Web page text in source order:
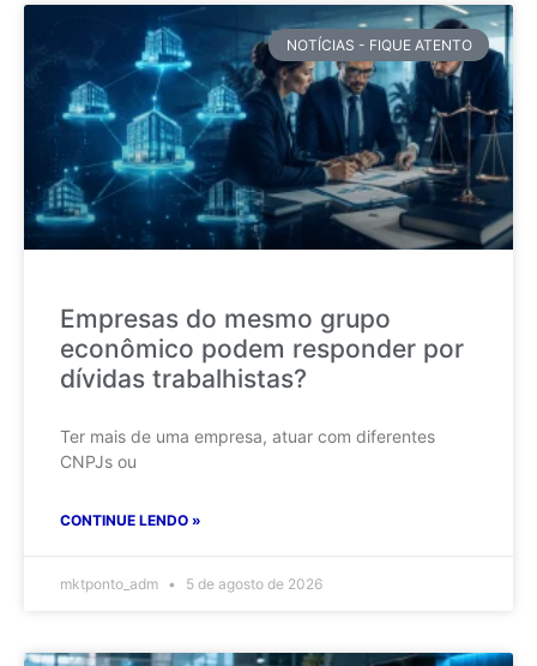
NOTÍCIAS - FIQUE ATENTO
Empresas do mesmo grupo
econômico podem responder por
dívidas trabalhistas?
Ter mais de uma empresa, atuar com diferentes
CNPJs ou
CONTINUE LENDO »
mktponto_adm 5 de agosto de 2026